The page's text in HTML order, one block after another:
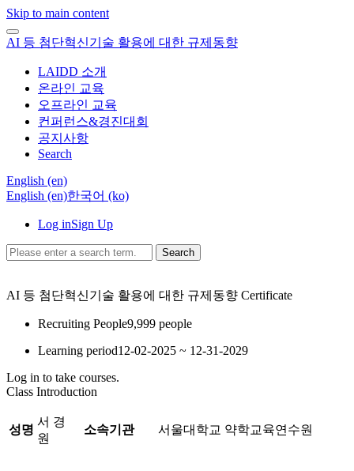
Skip to main content
AI 등 첨단혁신기술 활용에 대한 규제동향
LAIDD 소개
온라인 교육
오프라인 교육
컨퍼런스&경진대회
공지사항
Search
English ‎(en)‎
English ‎(en)‎한국어 ‎(ko)‎
Log inSign Up
Search
AI 등 첨단혁신기술 활용에 대한 규제동향 Certificate
Recruiting People9,999 people
Learning period12-02-2025 ~ 12-31-2029
Log in to take courses.
Class Introduction
성명
서 경
원
소속기관 서울대학교 약학교육연수원